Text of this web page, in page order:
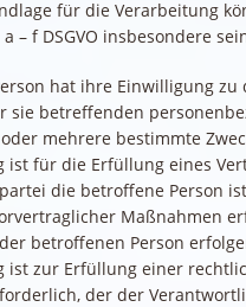
für die Verarbeitung
– f DSGVO insbesondere
hat ihre Einwilligung zu
sie betreffenden
mehrere bestimmte
ist für die Erfüllung eines
die betroffene Person
Maßnahmen
betroffenen Person
ist zur Erfüllung einer
der der